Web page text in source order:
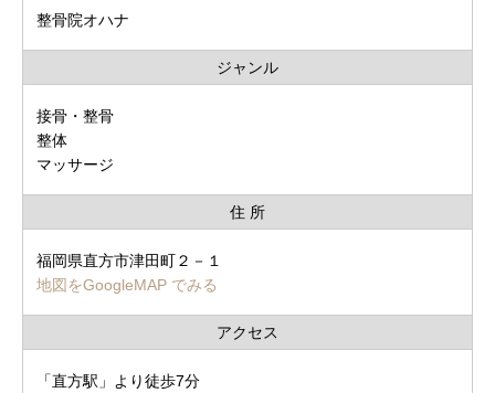
整骨院オハナ
ジャンル
接骨・整骨
整体
マッサージ
住 所
福岡県直方市津田町２－１
地図をGoogleMAP でみる
アクセス
「直方駅」より徒歩7分